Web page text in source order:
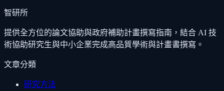
智研所
提供全方位的論文協助與政府補助計畫撰寫指南，結合 AI 技
術協助研究生與中小企業完成高品質學術與計畫書撰寫。
文章分類
研究方法